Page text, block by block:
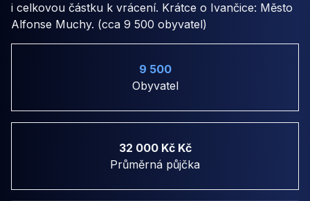
i celkovou částku k vrácení. Krátce o Ivančice: Město
Alfonse Muchy. (cca 9 500 obyvatel)
9 500
Obyvatel
32 000 Kč Kč
Průměrná půjčka